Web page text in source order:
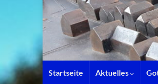
Startseite Aktuelles